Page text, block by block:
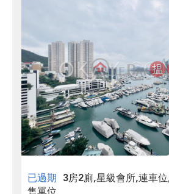
已過期 3房2廁,星級會所,連車
售單位